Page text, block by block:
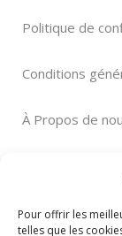
Pour offrir les
telles que les
Politique de
Conditions
À Propos de